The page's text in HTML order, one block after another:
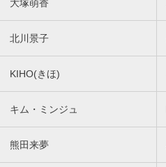
大塚萌香
北川景子
KIHO(きほ)
キム・ミンジュ
熊田来夢